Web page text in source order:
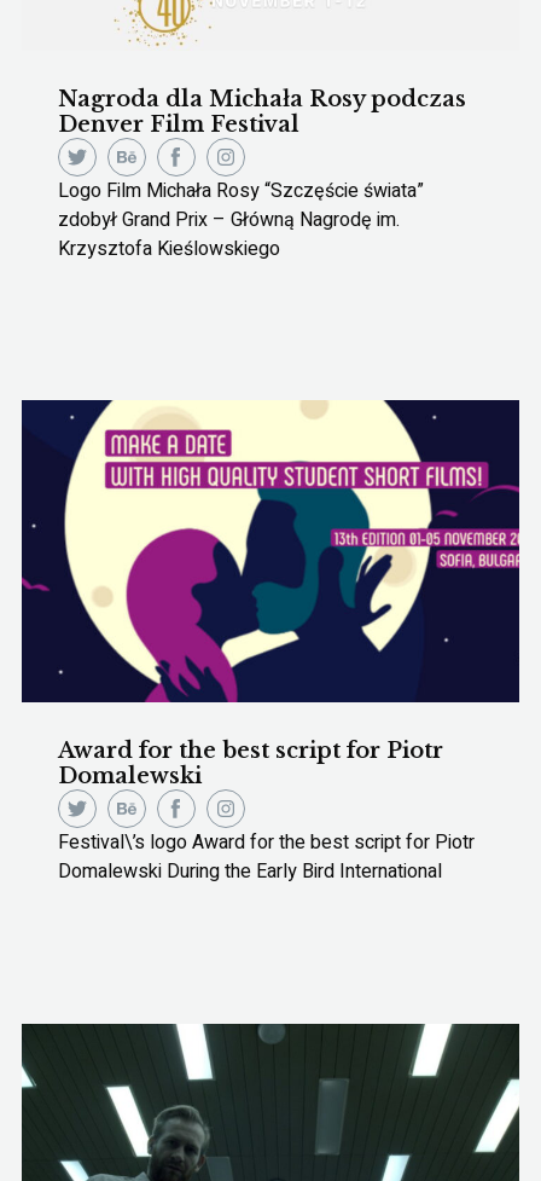
Nagroda dla Michała Rosy podczas
Denver Film Festival
Logo Film Michała Rosy “Szczęście świata”
zdobył Grand Prix – Główną Nagrodę im.
Krzysztofa Kieślowskiego
Award for the best script for Piotr
Domalewski
Festival\’s logo Award for the best script for Piotr
Domalewski During the Early Bird International